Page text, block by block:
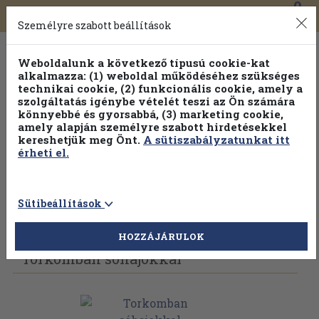
Toggle
navigation
0
Válogasson több mint 1.000.000 kiadványunk közül
100% kedvezménnyel!
Vissza az előző oldalra Válasszon példányt
Torkomban sóhajokkal
Személyre szabott beállítások
Weboldalunk a következő típusú cookie-kat
alkalmazza: (1) weboldal működéséhez szükséges
technikai cookie, (2) funkcionális cookie, amely a
szolgáltatás igénybe vételét teszi az Ön számára
könnyebbé és gyorsabbá, (3) marketing cookie,
amely alapján személyre szabott hirdetésekkel
kereshetjük meg Önt. A sütiszabályzatunkat itt
érheti el.
Sütibeállítások
HOZZÁJÁRULOK